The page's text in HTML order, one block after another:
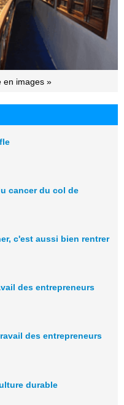
en images »
cancer du col de
c'est aussi bien rentrer
des entrepreneurs
des entrepreneurs
durable